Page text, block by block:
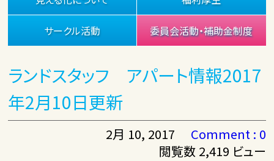
サークル活動 委員会活動・補助金制度
ランドスタッフ アパート情報2017
年2月10日更新
2月 10, 2017
Comment : 0
閲覧数 2,419 ビュー